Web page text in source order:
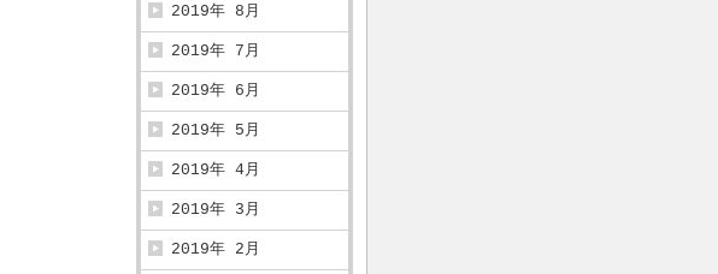
2019年 8月
2019年 7月
2019年 6月
2019年 5月
2019年 4月
2019年 3月
2019年 2月